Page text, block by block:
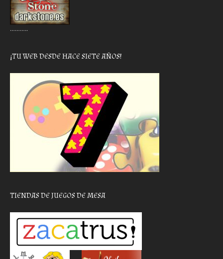
………..
¡TU WEB DESDE HACE SIETE AÑOS!
TIENDAS DE JUEGOS DE MESA